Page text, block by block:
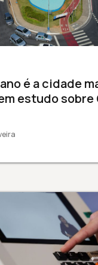
é a cidade
estudo sobre